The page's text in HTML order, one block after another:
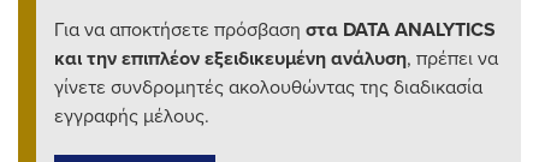
Για να αποκτήσετε πρόσβαση στα DATA ANALYTICS
και την επιπλέον εξειδικευμένη ανάλυση, πρέπει να
γίνετε συνδρομητές ακολουθώντας της διαδικασία
εγγραφής μέλους.